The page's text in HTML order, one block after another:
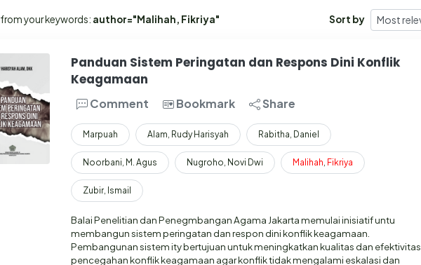
from your keywords: author="Malihah, Fikriya" Sort by
Panduan Sistem Peringatan dan Respons Dini Konflik
Keagamaan
Comment Bookmark Share
Marpuah Alam, Rudy Harisyah Rabitha, Daniel
Noorbani, M. Agus Nugroho, Novi Dwi Malihah Fikriya
Zubir, Ismail
Balai Penelitian dan Penegmbangan Agama Jakarta memulai inisiatif untu
membangun sistem peringatan dan respon dini konflik keagamaan.
Pembangunan sistem ity bertujuan untuk meningkatkan kualitas dan efektivitas
pencegahan konflik keagamaan agar konflik tidak mengalami eskalasi dan